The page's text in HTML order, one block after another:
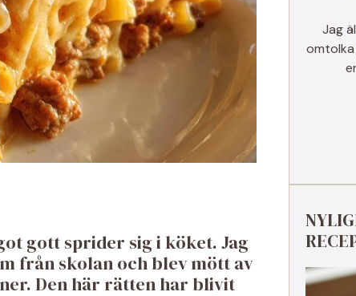
gott sprider sig i köket. Jag
från skolan och blev mött av
Den här rätten har blivit
Jag
omtolka